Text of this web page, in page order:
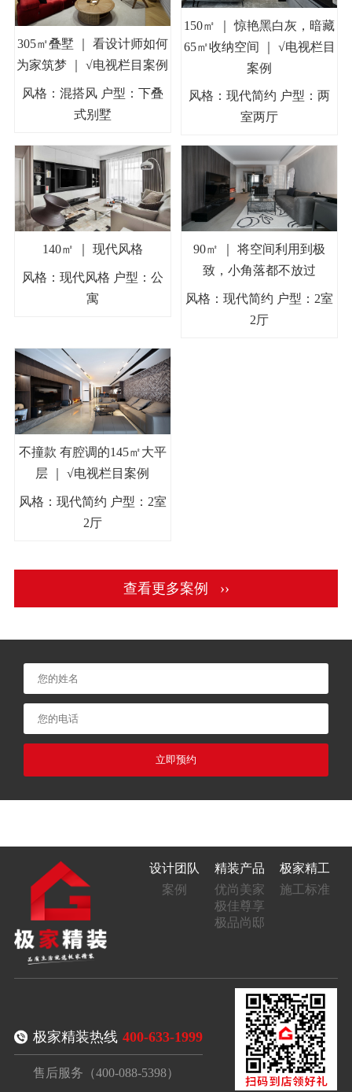
305㎡叠墅 ｜ 看设计师如何
为家筑梦 ｜ √电视栏目案例
风格：混搭风 户型：下叠
式别墅
150㎡ ｜ 惊艳黑白灰，暗藏
65㎡收纳空间 ｜ √电视栏目
案例
风格：现代简约 户型：两
室两厅
140㎡ ｜ 现代风格
风格：现代风格 户型：公
寓
90㎡ ｜ 将空间利用到极
致，小角落都不放过
风格：现代简约 户型：2室
2厅
不撞款 有腔调的145㎡大平
层 ｜ √电视栏目案例
风格：现代简约 户型：2室
2厅
查看更多案例 ››
立即预约
设计团队
案例
精装产品
优尚美家
极佳尊享
极品尚邸
极家精工
施工标准
极家精装热线 400-633-1999
售后服务（400-088-5398）